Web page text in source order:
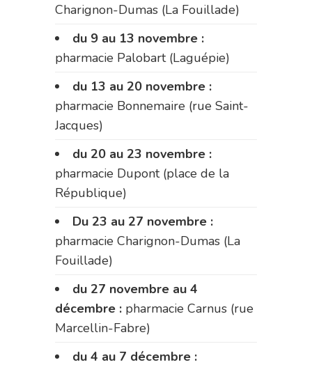
Charignon-Dumas (La Fouillade)
du 9 au 13 novembre :
pharmacie Palobart (Laguépie)
du 13 au 20 novembre :
pharmacie Bonnemaire (rue Saint-
Jacques)
du 20 au 23 novembre :
pharmacie Dupont (place de la
République)
Du 23 au 27 novembre :
pharmacie Charignon-Dumas (La
Fouillade)
du 27 novembre au 4
décembre : pharmacie Carnus (rue
Marcellin-Fabre)
du 4 au 7 décembre :